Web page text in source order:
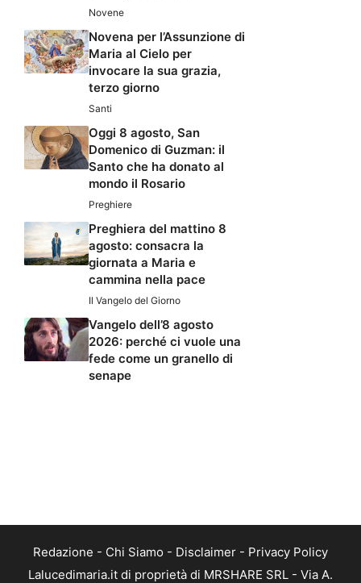
Novene
Novena per l’Assunzione di
Maria al Cielo per
invocare la sua grazia,
terzo giorno
Santi
Oggi 8 agosto, San
Domenico di Guzman: il
Santo che ha donato al
mondo il Rosario
Preghiere
Preghiera del mattino 8
agosto: consacra la
giornata a Maria e
cammina nella pace
Il Vangelo del Giorno
Vangelo dell’8 agosto
2026: perché ci vuole una
fede come un granello di
senape
Redazione - Chi Siamo - Disclaimer - Privacy Policy
Lalucedimaria.it di proprietà di MRSHARE SRL - Via A.